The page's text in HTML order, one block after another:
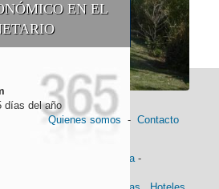
EN EL
días del año
Quienes somos - Contacto
Historia-